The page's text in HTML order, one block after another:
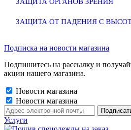
ЗАЩИТА ОТ ПАДЕНИЯ С
Подписка на новости магазина
Подпишитесь на рассылку и
акции нашего магазина.
Новости магазина
Новости магазина
Услуги